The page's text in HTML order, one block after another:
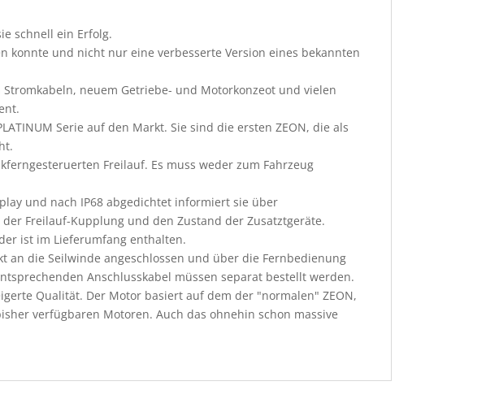
schnell ein Erfolg.
konnte und nicht nur eine verbesserte Version eines bekannten
neuem Getriebe- und Motorkonzeot und vielen
Serie auf den Markt. Sie sind die ersten ZEON, die als
Freilauf. Es muss weder zum Fahrzeug
und nach IP68 abgedichtet informiert sie über
Freilauf-Kupplung und den Zustand der Zusatztgeräte.
ist im Lieferumfang enthalten.
an die Seilwinde angeschlossen und über die Fernbedienung
Anschlusskabel müssen separat bestellt werden.
Qualität. Der Motor basiert auf dem der "normalen" ZEON,
verfügbaren Motoren. Auch das ohnehin schon massive